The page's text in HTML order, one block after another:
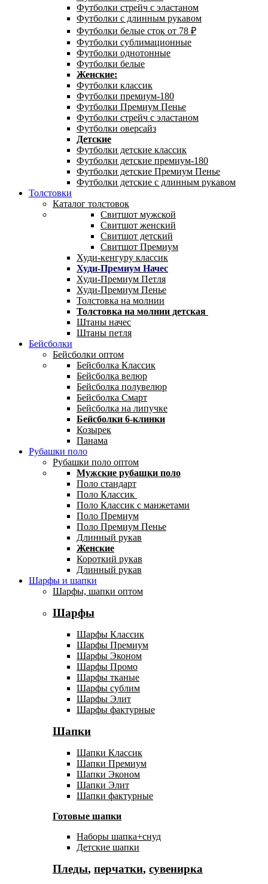
Футболки стрейч с эластаном
Футболки с длинным рукавом
Футболки белые сток от 78 ₽
Футболки сублимационные
Футболки однотонные
Футболки белые
Женские:
Футболки классик
Футболки премиум-180
Футболки Премиум Пенье
Футболки стрейч с эластаном
Футболки оверсайз
Детские
Футболки детские классик
Футболки детские премиум-180
Футболки детские Премиум Пенье
Футболки детские с длинным рукавом
Толстовки
Каталог толстовок
Свитшот мужской
Свитшот женский
Свитшот детский
Свитшот Премиум
Худи-кенгуру классик
Худи-Премиум Начес
Худи-Премиум Петля
Худи-Премиум Пенье
Толстовка на молнии
Толстовка на молнии детская
Штаны начес
Штаны петля
Бейсболки
Бейсболки оптом
Бейсболка Классик
Бейсболка велюр
Бейсболка полувелюр
Бейсболка Смарт
Бейсболка на липучке
Бейсболки 6-клинки
Козырек
Панама
Рубашки поло
Рубашки поло оптом
Мужские рубашки поло
Поло стандарт
Поло Классик
Поло Классик с манжетами
Поло Премиум
Поло Премиум Пенье
Длинный рукав
Женские
Короткий рукав
Длинный рукав
Шарфы и шапки
Шарфы, шапки оптом
Шарфы
Шарфы Классик
Шарфы Премиум
Шарфы Эконом
Шарфы Промо
Шарфы тканые
Шарфы сублим
Шарфы Элит
Шарфы фактурные
Шапки
Шапки Классик
Шапки Премиум
Шапки Эконом
Шапки Элит
Шапки фактурные
Готовые шапки
Наборы шапка+снуд
Детские шапки
Пледы, перчатки, сувенирка